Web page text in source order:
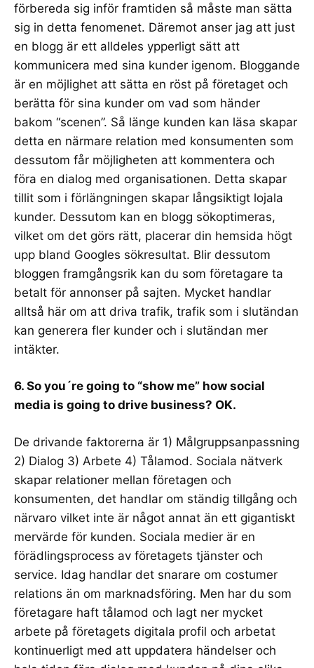
förbereda sig inför framtiden så måste man sätta
sig in detta fenomenet. Däremot anser jag att just
en blogg är ett alldeles ypperligt sätt att
kommunicera med sina kunder igenom. Bloggande
är en möjlighet att sätta en röst på företaget och
berätta för sina kunder om vad som händer
bakom “scenen”. Så länge kunden kan läsa skapar
detta en närmare relation med konsumenten som
dessutom får möjligheten att kommentera och
föra en dialog med organisationen. Detta skapar
tillit som i förlängningen skapar långsiktigt lojala
kunder. Dessutom kan en blogg sökoptimeras,
vilket om det görs rätt, placerar din hemsida högt
upp bland Googles sökresultat. Blir dessutom
bloggen framgångsrik kan du som företagare ta
betalt för annonser på sajten. Mycket handlar
alltså här om att driva trafik, trafik som i slutändan
kan generera fler kunder och i slutändan mer
intäkter.
6. So you´re going to “show me” how social
media is going to drive business? OK.
De drivande faktorerna är 1) Målgruppsanpassning
2) Dialog 3) Arbete 4) Tålamod. Sociala nätverk
skapar relationer mellan företagen och
konsumenten, det handlar om ständig tillgång och
närvaro vilket inte är något annat än ett gigantiskt
mervärde för kunden. Sociala medier är en
förädlingsprocess av företagets tjänster och
service. Idag handlar det snarare om costumer
relations än om marknadsföring. Men har du som
företagare haft tålamod och lagt ner mycket
arbete på företagets digitala profil och arbetat
kontinuerligt med att uppdatera händelser och